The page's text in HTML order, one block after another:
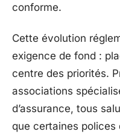
conforme.
Cette évolution
exigence de fond :
centre des priorités.
associations
d’assurance, tous
que certaines polices